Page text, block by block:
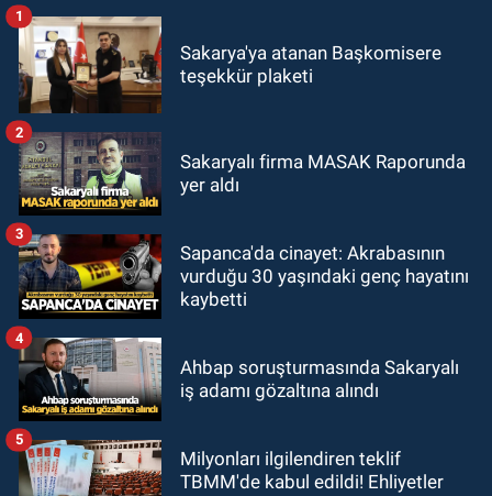
Sakarya'ya atanan Başkomisere
teşekkür plaketi
1
Sakaryalı firma MASAK Raporunda
yer aldı
2
Sapanca'da cinayet: Akrabasının
vurduğu 30 yaşındaki genç hayatını
kaybetti
3
Ahbap soruşturmasında Sakaryalı
iş adamı gözaltına alındı
4
Milyonları ilgilendiren teklif
TBMM'de kabul edildi! Ehliyetler
5